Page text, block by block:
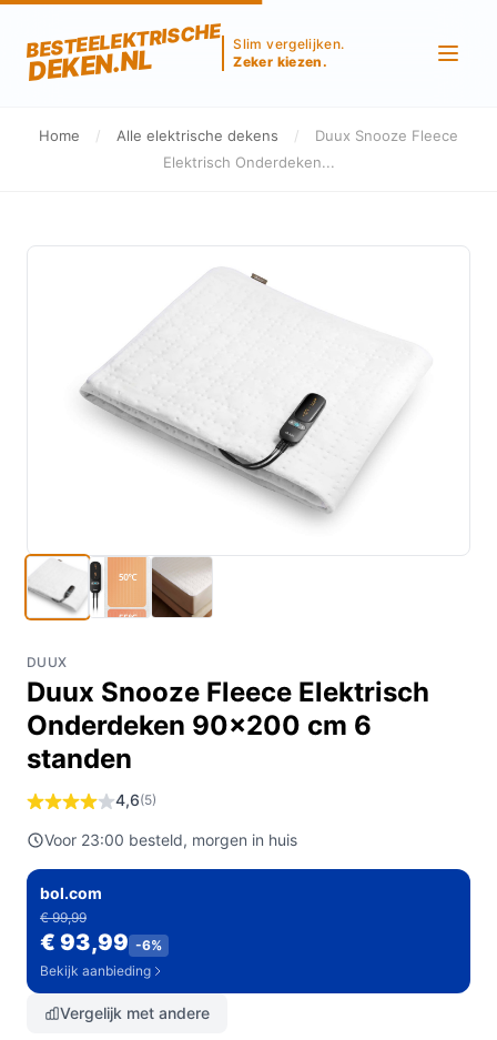
BESTEELEKTRISCHE
DEKEN.NL
Slim vergelijken.
Zeker kiezen.
Home / Alle elektrische dekens /
Duux Snooze Fleece
Elektrisch Onderdeken...
DUUX
Duux Snooze Fleece Elektrisch
Onderdeken 90x200 cm 6
standen
4,6(5)
Voor 23:00 besteld, morgen in huis
bol.com
€ 99,99
€ 93,99 -6%
Bekijk aanbieding
Vergelijk met andere